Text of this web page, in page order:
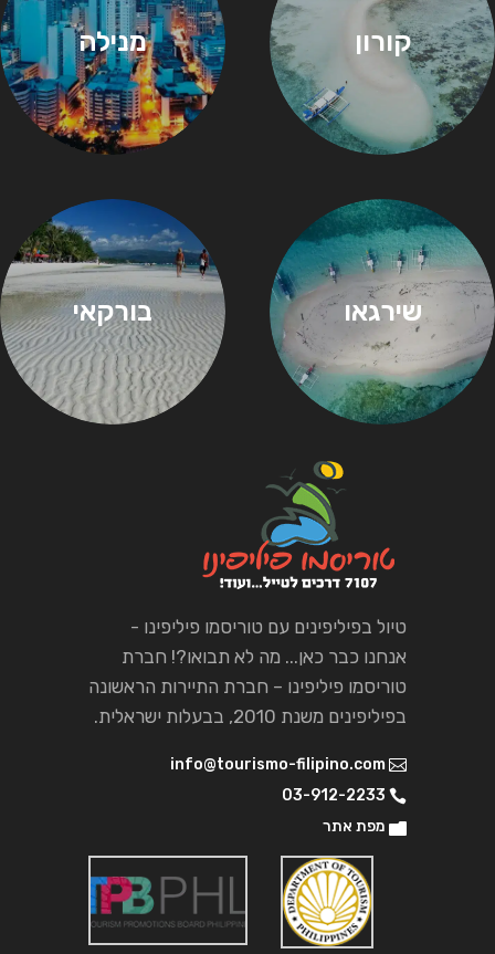
קורון מנילה
שירגאו בורקאי
טיול בפיליפינים עם טוריסמו פיליפינו -
אנחנו כבר כאן... מה לא תבואו?! חברת
טוריסמו פיליפינו – חברת התיירות הראשונה
בפיליפינים משנת 2010, בבעלות ישראלית.
info@tourismo-filipino.com
03-912-2233
מפת אתר